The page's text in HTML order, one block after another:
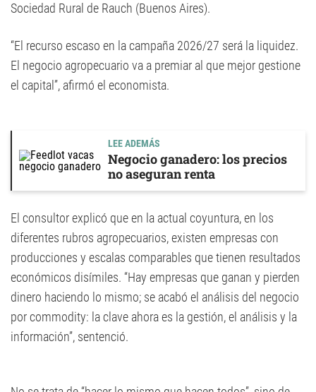
Sociedad Rural de Rauch (Buenos Aires).
“El recurso escaso en la campaña 2026/27 será la liquidez.
El negocio agropecuario va a premiar al que mejor gestione
el capital”, afirmó el economista.
LEE ADEMÁS
Negocio ganadero: los precios
no aseguran renta
El consultor explicó que en la actual coyuntura, en los
diferentes rubros agropecuarios, existen empresas con
producciones y escalas comparables que tienen resultados
económicos disímiles. “Hay empresas que ganan y pierden
dinero haciendo lo mismo; se acabó el análisis del negocio
por commodity: la clave ahora es la gestión, el análisis y la
información”, sentenció.